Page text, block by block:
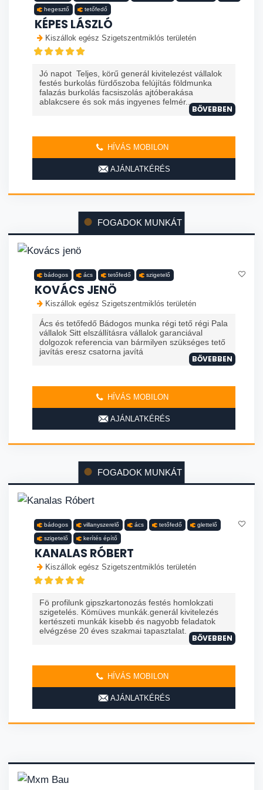
hegesztő tetőfedő
KÉPES LÁSZLÓ
Kiszállok egész Szigetszentmiklós területén
Jó napot Teljes, körű generál kivitelezést vállalok
festés burkolás fürdőszoba felújítás földmunka
falazás burkolás facsiszolás ajtóberakása
ablakcsere és sok más ingyenes felmér...
BŐVEBBEN
HÍVÁS MOBILON
AJÁNLATKÉRÉS
FOGADOK MUNKÁT
bádogos ács tetőfedő szigetelő
KOVÁCS JENÖ
Kiszállok egész Szigetszentmiklós területén
Ács és tetőfedő Bádogos munka régi tető régi Pala
vállalok Sitt elszállításra vállalok garanciával
dolgozok referencia van bármilyen szükséges tető
javítás eresz csatorna javítá
BŐVEBBEN
HÍVÁS MOBILON
AJÁNLATKÉRÉS
FOGADOK MUNKÁT
bádogos villanyszerelő ács tetőfedő glettelő
szigetelő kerítés építő
KANALAS RÓBERT
Kiszállok egész Szigetszentmiklós területén
Fö profilunk gipszkartonozás festés homlokzati
szigetelés. Kömüves munkák.generál kivitelezés
kertészeti munkák kisebb és nagyobb feladatok
elvégzése 20 éves szakmai tapasztalat. ...
BŐVEBBEN
HÍVÁS MOBILON
AJÁNLATKÉRÉS